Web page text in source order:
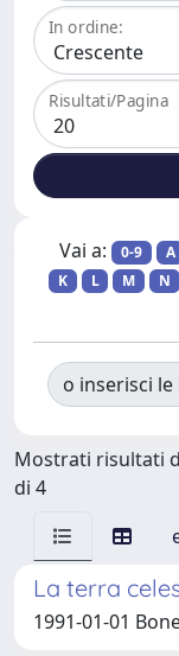
In ordine:
Risultati/Pagina
Vai a: 0-9 A
K
L M N
o inserisci le
Mostrati risultati
di 4
La terra
1991-01-01